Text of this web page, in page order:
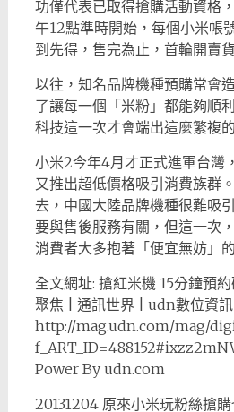
功僅代表已取得搶購活動資格
午12點準時開始，每個小米帳
到先得，售完為止，首輪開賣
以往，知名品牌機種預購常會
了讓每一個「米粉」都能夠順
科技這一次才會端出這麼繁複
小米2今年4月才正式進軍台灣
又推出超低價格吸引消費族群
去，中國大陸品牌機種很難吸
要與售後服務有關，但這一次
消費者大多抱著「便宜無妨」
全文網址: 搶紅米機 15分鐘預
聚焦 | 通訊世界 | udn數位資訊
http://mag.udn.com/mag/
Power By udn.com
20131204 原來小米玩粉絲搶